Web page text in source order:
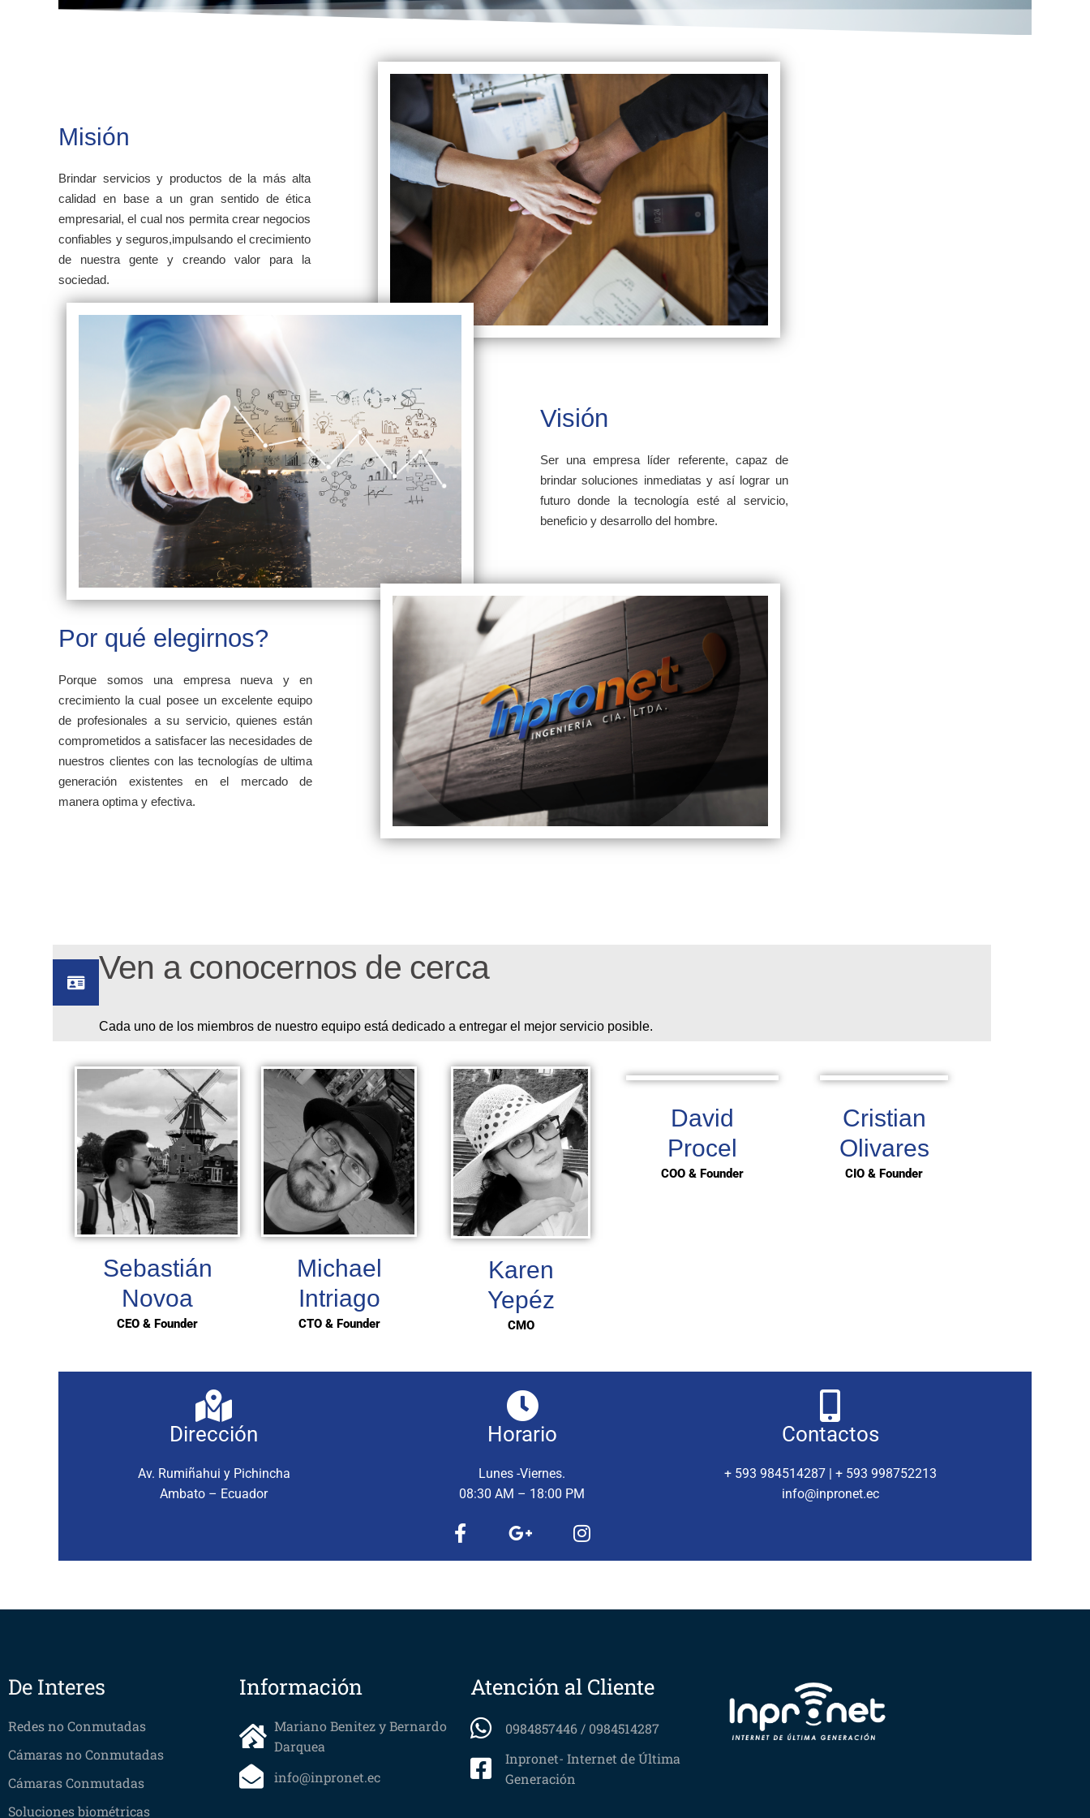
Misión
Brindar servicios y productos de la más alta
calidad en base a un gran sentido de ética
empresarial, el cual nos permita crear negocios
confiables y seguros,impulsando el crecimiento
de nuestra gente y creando valor para la
sociedad.
Visión
Ser una empresa líder referente, capaz de
brindar soluciones inmediatas y así lograr un
futuro donde la tecnología esté al servicio,
beneficio y desarrollo del hombre.
Por qué elegirnos?
Porque somos una empresa nueva y en
crecimiento la cual posee un excelente equipo
de profesionales a su servicio, quienes están
comprometidos a satisfacer las necesidades de
nuestros clientes con las tecnologías de ultima
generación existentes en el mercado de
manera optima y efectiva.
Ven a conocernos de cerca
Cada uno de los miembros de nuestro equipo está dedicado a entregar el mejor servicio posible.
Sebastián
Novoa
CEO & Founder
Michael
Intriago
CTO & Founder
Karen
Yepéz
CMO
David
Procel
COO & Founder
Cristian
Olivares
CIO & Founder
Dirección
Av. Rumiñahui y Pichincha
Ambato – Ecuador
Horario​
Lunes -Viernes.
08:30 AM – 18:00 PM​
Contactos​
+ 593 984514287 | + 593 998752213
info@inpronet.ec
De Interes
Redes no Conmutadas
Cámaras no Conmutadas
Cámaras Conmutadas
Soluciones biométricas
Información
Mariano Benitez y Bernardo
Darquea
info@inpronet.ec
Atención al Cliente
0984857446 / 0984514287
Inpronet- Internet de Última
Generación